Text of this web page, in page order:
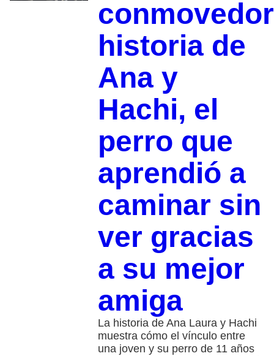
historia de
Ana y
Hachi, el
perro que
aprendió a
caminar sin
ver gracias
a su mejor
amiga
La historia de Ana Laura y Hachi
muestra cómo el vínculo entre
una joven y su perro de 11 años